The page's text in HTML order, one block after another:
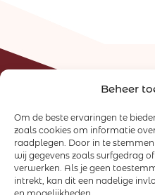
Beheer
Om de beste ervaringen te
zoals cookies om informatie
raadplegen. Door in te
wij gegevens zoals surfgedrag
verwerken. Als je geen
intrekt, kan dit een nadelige